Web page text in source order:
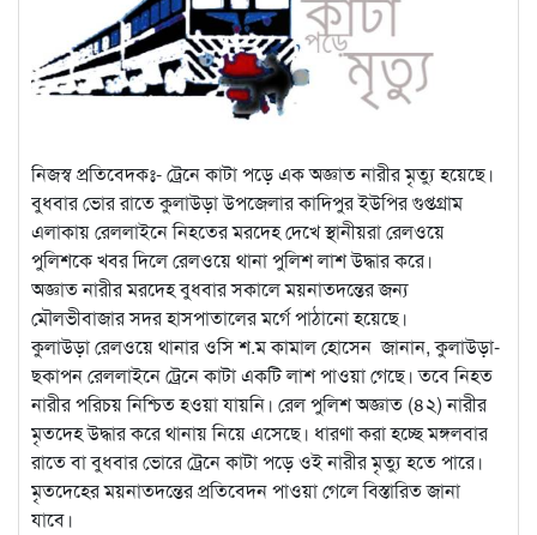
নিজস্ব প্রতিবেদকঃ- ট্রেনে কাটা পড়ে এক অজ্ঞাত নারীর মৃত্যু হয়েছে।
বুধবার ভোর রাতে কুলাউড়া উপজেলার কাদিপুর ইউপির গুপ্তগ্রাম
এলাকায় রেললাইনে নিহতের মরদেহ দেখে স্থানীয়রা রেলওয়ে
পুলিশকে খবর দিলে রেলওয়ে থানা পুলিশ লাশ উদ্ধার করে।
অজ্ঞাত নারীর মরদেহ বুধবার সকালে ময়নাতদন্তের জন্য
মৌলভীবাজার সদর হাসপাতালের মর্গে পাঠানো হয়েছে।
কুলাউড়া রেলওয়ে থানার ওসি শ.ম কামাল হোসেন জানান, কুলাউড়া-
ছকাপন রেললাইনে ট্রেনে কাটা একটি লাশ পাওয়া গেছে। তবে নিহত
নারীর পরিচয় নিশ্চিত হওয়া যায়নি। রেল পুলিশ অজ্ঞাত (৪২) নারীর
মৃতদেহ উদ্ধার করে থানায় নিয়ে এসেছে। ধারণা করা হচ্ছে মঙ্গলবার
রাতে বা বুধবার ভোরে ট্রেনে কাটা পড়ে ওই নারীর মৃত্যু হতে পারে।
মৃতদেহের ময়নাতদন্তের প্রতিবেদন পাওয়া গেলে বিস্তারিত জানা
যাবে।